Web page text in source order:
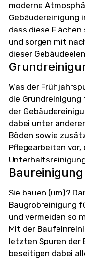
moderne
Gebäudereinigung
dass diese
und sorgen mit
dieser
Was der
die
der
dabei unter
Böden sowie
Pflegearbeiten vor,
Baureinigung
Sie bauen (um)?
Baugrobreinigung
und vermeiden so
Mit der
letzten Spuren der
beseitigen dabei